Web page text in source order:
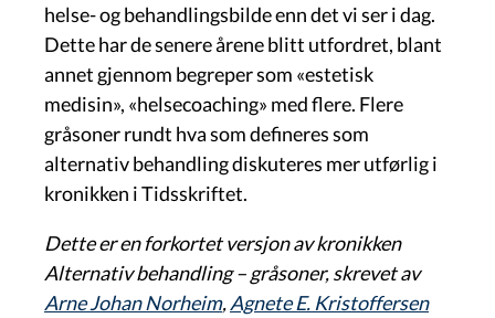
helse- og behandlingsbilde enn det vi ser i dag.
Dette har de senere årene blitt utfordret, blant
annet gjennom begreper som «estetisk
medisin», «helsecoaching» med flere. Flere
gråsoner rundt hva som defineres som
alternativ behandling diskuteres mer utførlig i
kronikken i Tidsskriftet.
Dette er en forkortet versjon av kronikken
Alternativ behandling – gråsoner, skrevet av
Arne Johan Norheim,Agnete E. Kristoffersen